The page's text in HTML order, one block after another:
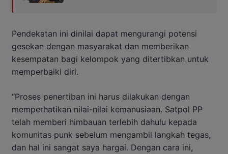
Pendekatan ini dinilai dapat mengurangi potensi
gesekan dengan masyarakat dan memberikan
kesempatan bagi kelompok yang ditertibkan untuk
memperbaiki diri.
“Proses penertiban ini harus dilakukan dengan
memperhatikan nilai-nilai kemanusiaan. Satpol PP
telah memberi himbauan terlebih dahulu kepada
komunitas punk sebelum mengambil langkah tegas,
dan hal ini sangat saya hargai. Dengan cara ini,